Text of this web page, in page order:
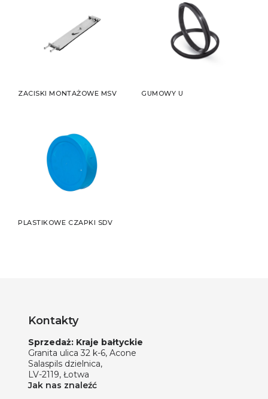
ZACISKI MONTAŻOWE MSV GUMOWY U
PLASTIKOWE CZAPKI SDV
Kontakty
Sprzedaż: Kraje bałtyckie
Granita ulica 32 k-6, Acone
Salaspils dzielnica,
LV-2119, Łotwa
Jak nas znaleźć